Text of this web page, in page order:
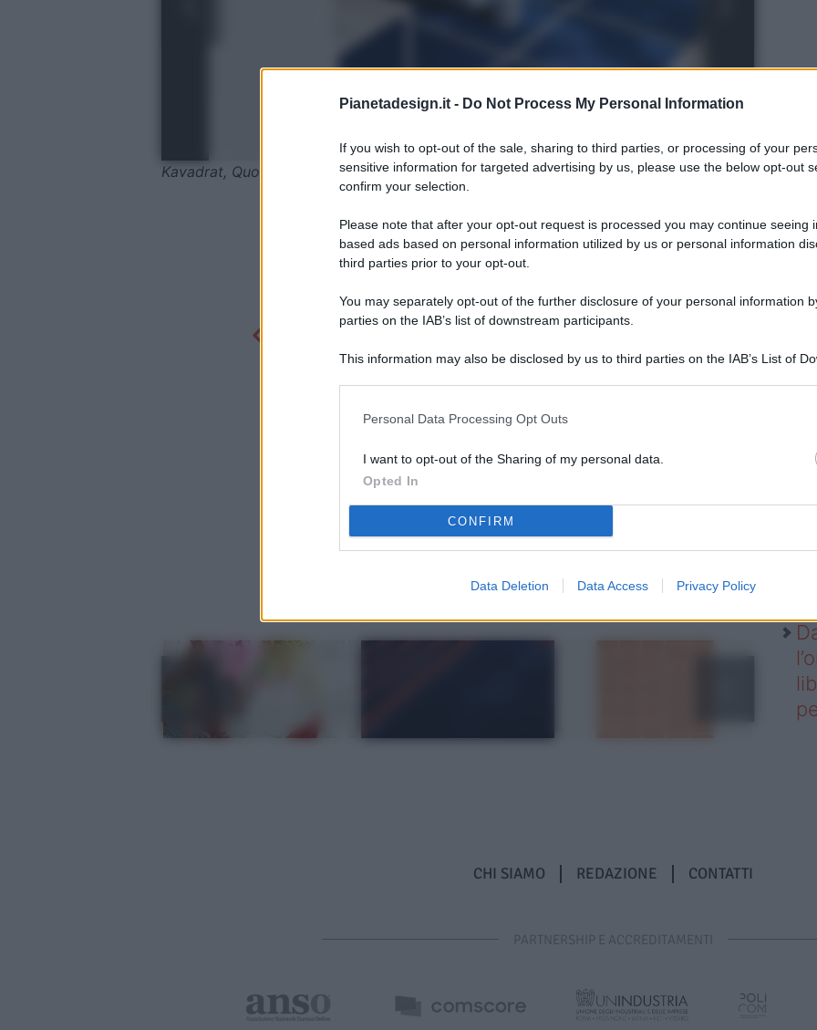
Pianetadesign.it - Do Not Process My Personal Information
If you wish to opt-out of the sale, sharing to third parties, or processing of your
sensitive information for targeted advertising by us, please use the below opt-out
confirm your selection.
Please note that after your opt-out request is processed you may continue seeing
based ads based on personal information utilized by us or personal information
third parties prior to your opt-out.
You may separately opt-out of the further disclosure of your personal information
parties on the IAB’s list of downstream participants.
This information may also be disclosed by us to third parties on the IAB’s List of
Personal Data Processing Opt Outs
I want to opt-out of the Sharing of my personal data.
Opted In
CONFIRM
Data Deletion Data Access Privacy Policy
Kavadrat, Quote
CHI SIAMO REDAZIONE CONTATTI
PARTNERSHIP E ACCREDITAMENTI